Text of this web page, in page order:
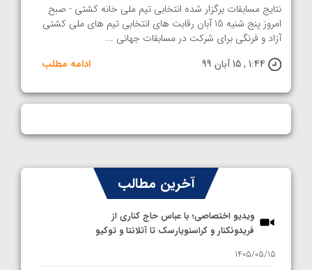
نتایج مسابقات برگزار شده انتخابی تیم ملی خانه کشتی - صبح
امروز پنج شنیه 15 آبان رقابت های انتخابی تیم های ملی کشتی
آزاد و فرنگی برای شرکت در مسابقات جهانی ...
1:44 , 15 آبان 99
ادامه مطلب
آخرین مطالب
ویدیو اختصاصی؛ با عباس حاج کناری از
فریدونکنار و کراسنویارسک تا آتلانتا و توکیو
1405/05/15